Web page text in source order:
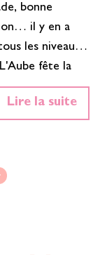
bonne
il y en a
les niveaux
fête la
vignoble à
Lire la suite